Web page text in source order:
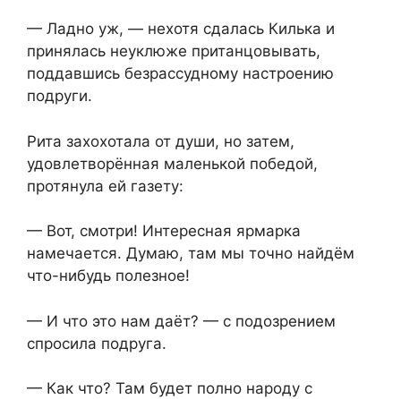
— Ладно уж, — нехотя сдалась Килька и
принялась неуклюже пританцовывать,
поддавшись безрассудному настроению
подруги.
Рита захохотала от души, но затем,
удовлетворённая маленькой победой,
протянула ей газету:
— Вот, смотри! Интересная ярмарка
намечается. Думаю, там мы точно найдём
что-нибудь полезное!
— И что это нам даёт? — с подозрением
спросила подруга.
— Как что? Там будет полно народу с